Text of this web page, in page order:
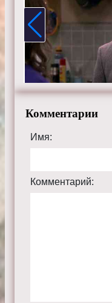
Комментарии
Имя:
Комментарий: